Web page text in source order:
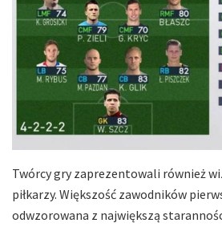
Twórcy gry zaprezentowali również
piłkarzy. Większość zawodników
odwzorowana z największą